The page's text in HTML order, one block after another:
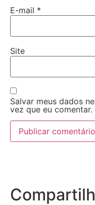
E-mail *
Site
Salvar meus dados
vez que eu comentar.